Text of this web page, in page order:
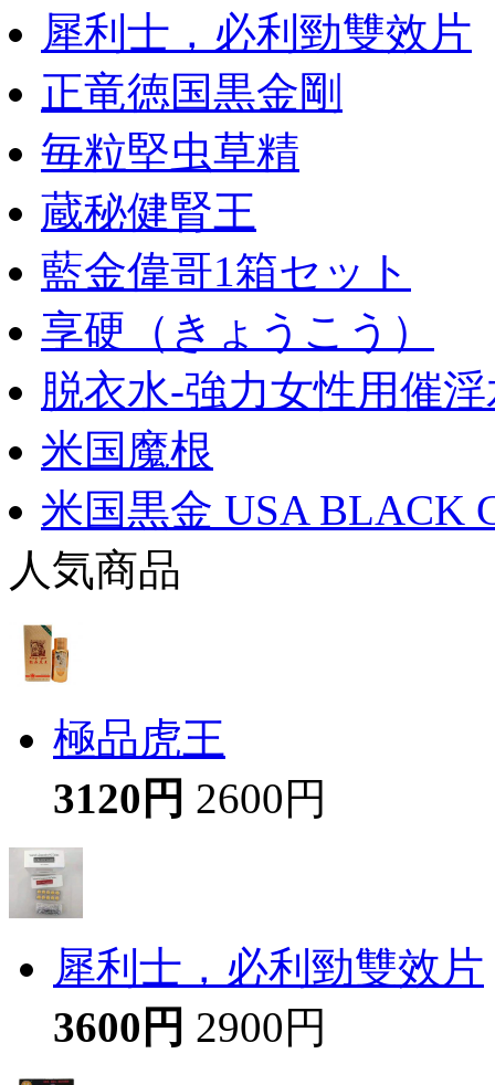
犀利士，必利勁雙效片
正竜徳国黒金剛
毎粒堅虫草精
蔵秘健腎王
藍金偉哥1箱セット
享硬（きょうこう）
脱衣水-強力女性用催
米国魔根
米国黒金 USA BLACK
人気商品
極品虎王
3120円 2600円
犀利士，必利勁雙效片
3600円 2900円